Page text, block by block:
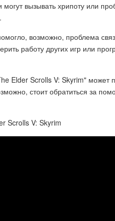
вызывать хрипоту или
возможно, проблема
работу других игр или
Elder Scrolls V: Skyrim" может
стоит обратиться за
Scrolls V: Skyrim